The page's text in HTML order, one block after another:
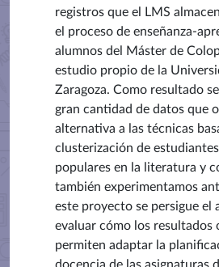
registros que el LMS
el proceso de enseñanza-
alumnos del Máster de
estudio propio de la
Zaragoza. Como resultado
gran cantidad de datos que
alternativa a las técnicas
clusterización de
populares en la literatura y
también experimentamos
este proyecto se persigue el
evaluar cómo los resultados
permiten adaptar la